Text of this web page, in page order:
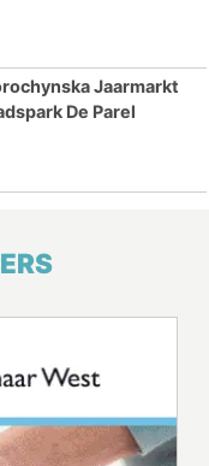
Jaarmarkt
De Parel